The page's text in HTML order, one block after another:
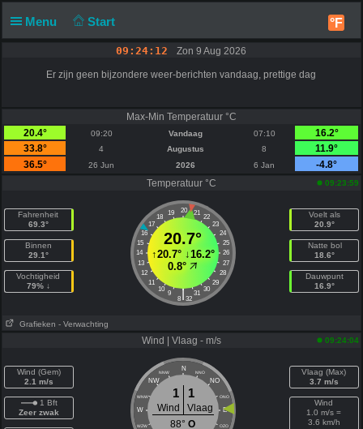
Menu Start °F
09:24:12 Zon 9 Aug 2026
Er zijn geen bijzondere weer-berichten vandaag, prettige dag
Max-Min Temperatuur °C
20.4°
09:20 Vandaag 07:10
16.2°
33.8°
4 Augustus 8
11.9°
36.5°
26 Jun 2026 6 Jan
-4.8°
Temperatuur °C
09:23:59
Fahrenheit
69.3°
Binnen
29.1°
Vochtigheid
79% ↓
20
19 21
18
22
17
23
16
24
15
25
14
26
13
27
12
28
11
29
10
30
9 31
|
8 32
20.7°
↑20.7°↓16.2°
0.8°
Voelt als
20.9°
Natte bol
18.6°
Dauwpunt
16.9°
Grafieken - Verwachting
Wind | Vlaag - m/s 09:24:04
Wind (Gem)
2.1 m/s
1 Bft
Zeer zwak
N
NNW NNO
NW NO
WNW ONO
W E
WZW OZO
1 1
Wind
Vlaag
88°O
Vlaag (Max)
3.7 m/s
Wind
1.0 m/s =
3.6 km/h